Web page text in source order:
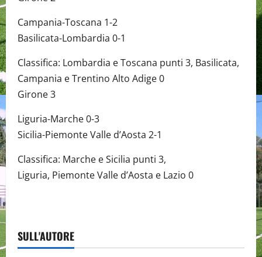
Campania-Toscana 1-2
Basilicata-Lombardia 0-1
Classifica: Lombardia e Toscana punti 3, Basilicata,
Campania e Trentino Alto Adige 0
Girone 3
Liguria-Marche 0-3
Sicilia-Piemonte Valle d’Aosta 2-1
Classifica: Marche e Sicilia punti 3,
Liguria, Piemonte Valle d’Aosta e Lazio 0
SULL'AUTORE